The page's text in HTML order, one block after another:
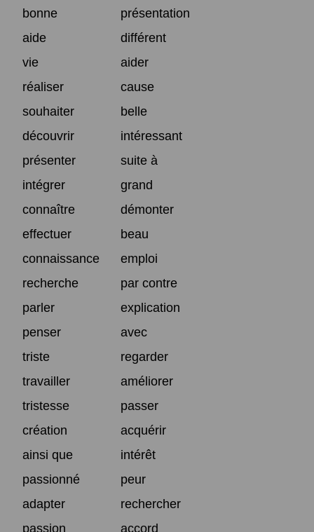
bonne
présentation
aide
différent
vie
aider
réaliser
cause
souhaiter
belle
découvrir
intéressant
présenter
suite à
intégrer
grand
connaître
démonter
effectuer
beau
connaissance
emploi
recherche
par contre
parler
explication
penser
avec
triste
regarder
travailler
améliorer
tristesse
passer
création
acquérir
ainsi que
intérêt
passionné
peur
adapter
rechercher
passion
accord